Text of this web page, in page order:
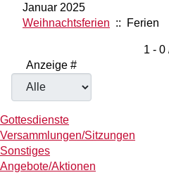
Januar 2025
Weihnachtsferien :: Ferien
1 - 0
Anzeige #
Gottesdienste
Versammlungen/Sitzungen
Sonstiges
Angebote/Aktionen